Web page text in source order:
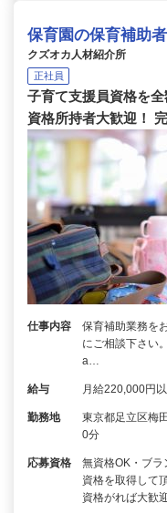
保育園の保育補助者
クズオカ人材紹介所
正社員
子育て支援員資格を
資格所持者大歓迎！
仕事内容
保育補助業務を
にご相談下さい
a…
給与 月給220,000円
勤務地
東京都足立区梅
0分
応募資格
無資格OK・ブ
資格を取得して
資格がれば大歓